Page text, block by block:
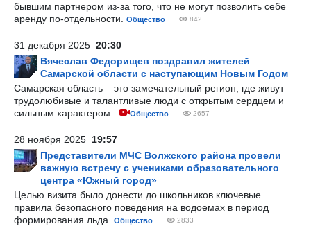
бывшим партнером из-за того, что не могут позволить себе
аренду по-отдельности.
Общество 842
31 декабря 2025 20:30
Вячеслав Федорищев поздравил жителей
Самарской области с наступающим Новым Годом
Самарская область – это замечательный регион, где живут
трудолюбивые и талантливые люди с открытым сердцем и
сильным характером.
Общество 2657
28 ноября 2025 19:57
Представители МЧС Волжского района провели
важную встречу с учениками образовательного
центра «Южный город»
Целью визита было донести до школьников ключевые
правила безопасного поведения на водоемах в период
формирования льда.
Общество 2833